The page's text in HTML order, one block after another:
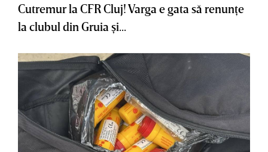
Cutremur la CFR Cluj! Varga e gata să renunţe
la clubul din Gruia şi...